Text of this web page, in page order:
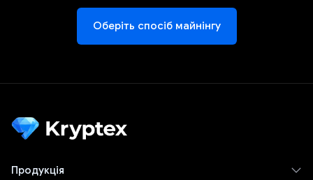
Оберіть спосіб майнінгу
Продукція